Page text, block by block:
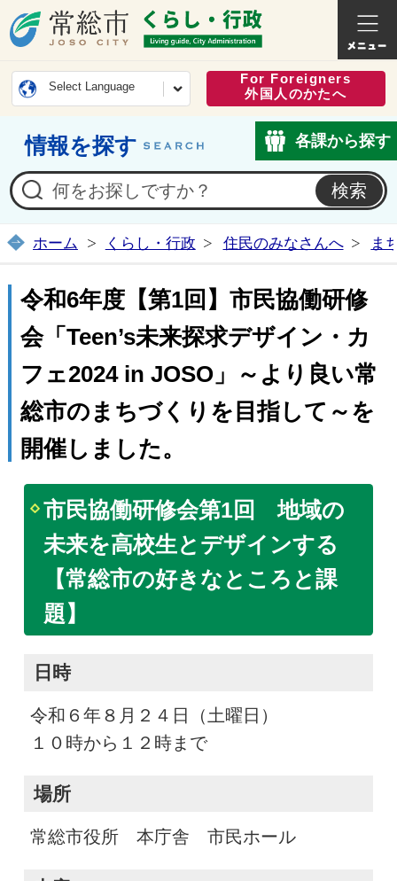
常総市公式ホームページ
くらし
Select Language
For Foreigners
外国人のかたへ
情報を探す 各課から探す
ホーム くらし・行政 住民のみなさんへ ま
令和6年度【第1回】市民協働研修
会「Teen’s未来探求デザイン・カ
フェ2024 in JOSO」～より良い常
総市のまちづくりを目指して～を
開催しました。
市民協働研修会第1回 地域の
未来を高校生とデザインする
【常総市の好きなところと課
題】
日時
令和６年８月２４日（土曜日）
１０時から１２時まで
場所
常総市役所 本庁舎 市民ホール